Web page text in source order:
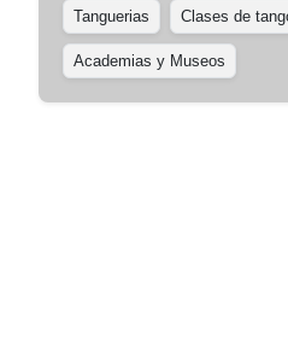
Tanguerias Clases de
Academias y Museos